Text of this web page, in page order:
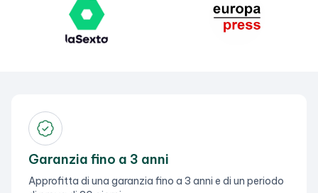
Garanzia fino a 3 anni
Approfitta di una garanzia fino a 3 anni e di un periodo